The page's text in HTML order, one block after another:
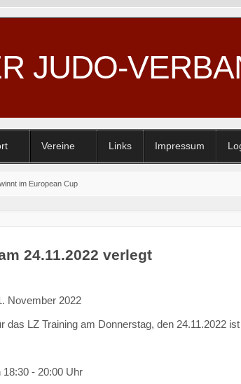
JUDO-
Vereine Links Impressum
im European Cup
24.11.2022 verlegt
November 2022
das LZ Training am Donnerstag, den 24.11.2022
18:30 - 20:00 Uhr